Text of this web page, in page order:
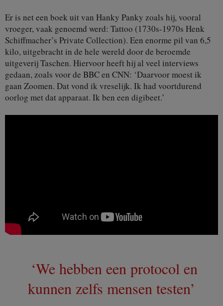
Er is net een boek uit van Hanky Panky zoals hij, vooral
vroeger, vaak genoemd werd: Tattoo (1730s-1970s Henk
Schiffmacher’s Private Collection). Een enorme pil van 6,5
kilo, uitgebracht in de hele wereld door de beroemde
uitgeverij Taschen. Hiervoor heeft hij al veel interviews
gedaan, zoals voor de BBC en CNN: ‘Daarvoor moest ik
gaan Zoomen. Dat vond ik vreselijk. Ik had voortdurend
oorlog met dat apparaat. Ik ben een digibeet.’
‘We hebben een protocol en
kunnen zelfs mensen testen’